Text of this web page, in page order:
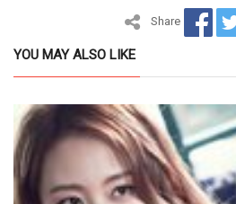
Share
YOU MAY ALSO LIKE